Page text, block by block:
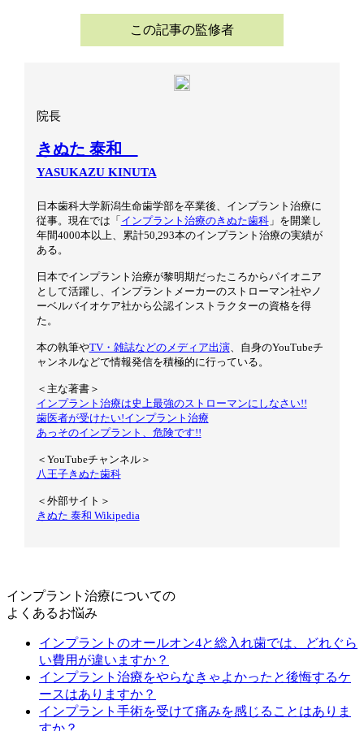
この記事の監修者
院長
きぬた 泰和
YASUKAZU KINUTA
日本歯科大学新潟生命歯学部を卒業後、インプラント治療に
従事。現在では「 インプラント治療のきぬた歯科」を開業し
年間4000本以上、累計50,293本のインプラント治療の実績が
ある。
日本でインプラント治療が黎明期だったころからパイオニア
として活躍し、インプラントメーカーのストローマン社やノ
ーベルバイオケア社から公認インストラクターの資格を得
た。
本の執筆やTV・雑誌などのメディア出演、自身のYouTubeチ
ャンネルなどで情報発信を積極的に行っている。
＜主な著書＞
インプラント治療は史上最強のストローマンにしなさい!!
歯医者が受けたい!インプラント治療
あっそのインプラント、危険です!!
＜YouTubeチャンネル＞
八王子きぬた歯科
＜外部サイト＞
きぬた 泰和 Wikipedia
インプラント治療についての
よくあるお悩み
インプラントのオールオン4と総入れ歯では、どれぐら
い費用が違いますか？
インプラント治療をやらなきゃよかったと後悔するケ
ースはありますか？
インプラント手術を受けて痛みを感じることはありま
すか？